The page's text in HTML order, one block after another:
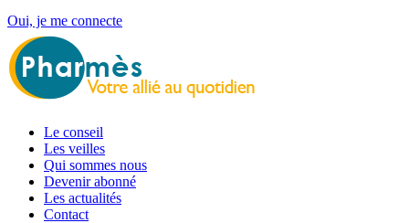
Oui, je me connecte
Le conseil
Les veilles
Qui sommes nous
Devenir abonné
Les actualités
Contact